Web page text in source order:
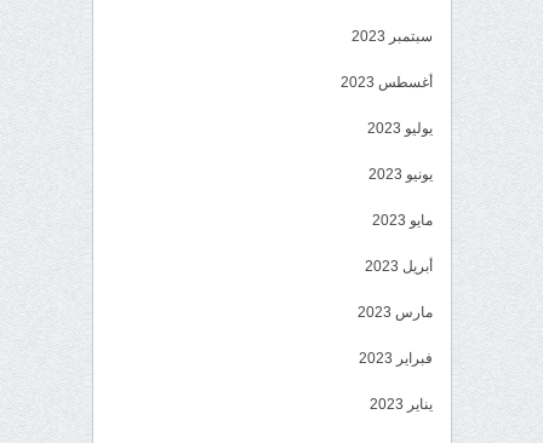
سبتمبر 2023
أغسطس 2023
يوليو 2023
يونيو 2023
مايو 2023
أبريل 2023
مارس 2023
فبراير 2023
يناير 2023